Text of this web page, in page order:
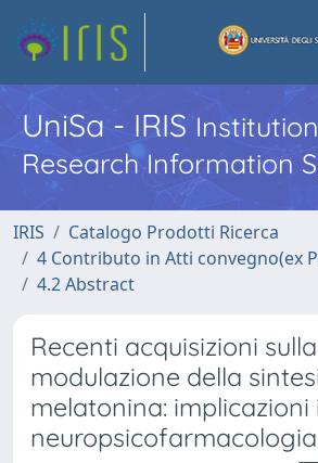
UniSa - IRIS
Research Information
IRIS
Catalogo Prodotti Ricerca
4 Contributo in Atti convegno(ex
4.2 Abstract
Recenti acquisizioni sulla
modulazione della
melatonina: implicazioni
neuropsicofarmacologia